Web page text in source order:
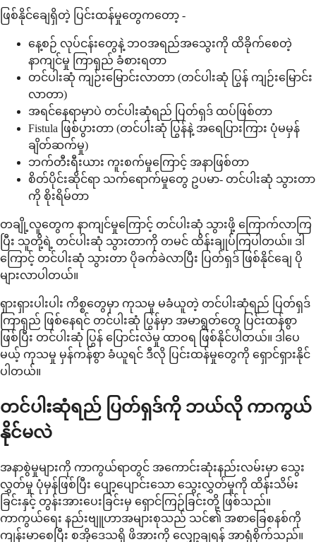
ဖြစ်နိုင်ချေရှိတဲ့ ပြင်းထန်မှုတွေကတော့ -
နေ့စဉ် လုပ်ငန်းတွေနဲ့ ဘဝအရည်အသွေးကို ထိခိုက်စေတဲ့
နာကျင်မှု ကြာရှည် ခံစားရတာ
တင်ပါးဆုံ ကျဉ်းမြောင်းလာတာ (တင်ပါးဆုံ ပြွန် ကျဉ်းမြောင်း
လာတာ)
အရင်နေရာမှာပဲ တင်ပါးဆုံရည် ပြတ်ရှဒ် ထပ်ဖြစ်တာ
Fistula ဖြစ်ပွားတာ (တင်ပါးဆုံ ပြွန်နဲ့ အရေပြားကြား ပုံမမှန်
ချိတ်ဆက်မှု)
ဘက်တီးရီးယား ကူးစက်မှုကြောင့် အနာဖြစ်တာ
စိတ်ပိုင်းဆိုင်ရာ သက်ရောက်မှုတွေ ဥပမာ- တင်ပါးဆုံ သွားတာ
ကို စိုးရိမ်တာ
တချို့လူတွေက နာကျင်မှုကြောင့် တင်ပါးဆုံ သွားဖို့ ကြောက်လာကြ
ပြီး သူတို့ရဲ့ တင်ပါးဆုံ သွားတာကို တမင် ထိန်းချုပ်ကြပါတယ်။ ဒါ
ကြောင့် တင်ပါးဆုံ သွားတာ ပိုခက်ခဲလာပြီး ပြတ်ရှဒ် ဖြစ်နိုင်ချေ ပို
များလာပါတယ်။
ရှားရှားပါးပါး ကိစ္စတွေမှာ ကုသမှု မခံယူတဲ့ တင်ပါးဆုံရည် ပြတ်ရှဒ်
ကြာရှည် ဖြစ်နေရင် တင်ပါးဆုံ ပြွန်မှာ အမာရွတ်တွေ ပြင်းထန်စွာ
ဖြစ်ပြီး တင်ပါးဆုံ ပြွန် ပြောင်းလဲမှု ထာဝရ ဖြစ်နိုင်ပါတယ်။ ဒါပေ
မယ့် ကုသမှု မှန်ကန်စွာ ခံယူရင် ဒီလို ပြင်းထန်မှုတွေကို ရှောင်ရှားနိုင်
ပါတယ်။
တင်ပါးဆုံရည် ပြတ်ရှဒ်ကို ဘယ်လို ကာကွယ်
နိုင်မလဲ
အနာစွဲမှုများကို ကာကွယ်ရာတွင် အကောင်းဆုံးနည်းလမ်းမှာ သွေး
လွှတ်မှု ပုံမှန်ဖြစ်ပြီး ပျော့ပျောင်းသော သွေးလွှတ်မှုကို ထိန်းသိမ်း
ခြင်းနှင့် တွန်းအားပေးခြင်းမှ ရှောင်ကြဉ်ခြင်းတို့ ဖြစ်သည်။
ကာကွယ်ရေး နည်းဗျူဟာအများစုသည် သင်၏ အစာခြေစနစ်ကို
ကျန်းမာစေပြီး စအိုဒေသရှိ ဖိအားကို လျှော့ချရန် အာရုံစိုက်သည်။